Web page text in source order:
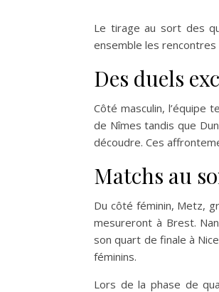
Le tirage au sort des
ensemble les
Des duels
Côté masculin, l’équipe
de Nîmes tandis que
découdre. Ces
Matchs au
Du côté féminin, Metz,
mesureront à Brest.
son quart de finale à
féminins.
Lors de la phase de